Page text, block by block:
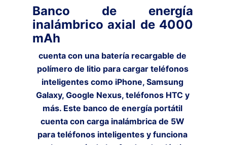
Banco de energía
inalámbrico axial de 4000
mAh
cuenta con una batería recargable de
polímero de litio para cargar teléfonos
inteligentes como iPhone, Samsung
Galaxy, Google Nexus, teléfonos HTC y
más. Este banco de energía portátil
cuenta con carga inalámbrica de 5W
para teléfonos inteligentes y funciona